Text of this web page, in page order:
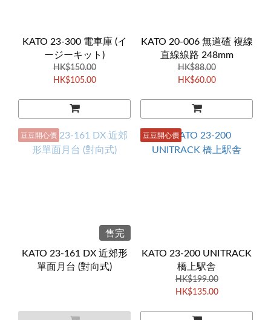
KATO 23-300 電車庫 (イ
ージーキット)
HK$150.00
HK$105.00
KATO 20-006 無道碴 複線
直線線路 248mm
HK$88.00
HK$60.00
豆豆開心價
售完
KATO 23-161 DX 近郊形
單面月台 (對向式)
豆豆開心價
KATO 23-200 UNITRACK
橋上駅舎
HK$199.00
HK$135.00